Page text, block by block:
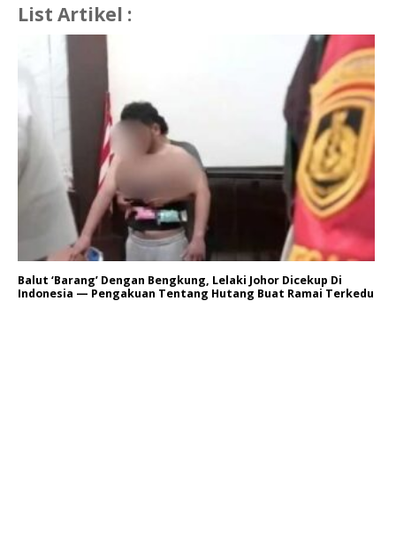
List Artikel :
Balut ‘Barang’ Dengan Bengkung, Lelaki Johor Dicekup Di
Indonesia — Pengakuan Tentang Hutang Buat Ramai Terkedu